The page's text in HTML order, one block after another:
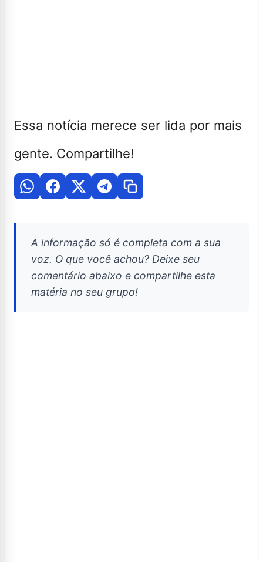
Essa notícia merece ser lida por mais
gente. Compartilhe!
A informação só é completa com a sua
voz. O que você achou? Deixe seu
comentário abaixo e compartilhe esta
matéria no seu grupo!